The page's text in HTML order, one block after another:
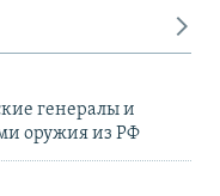
генералы и
оружия из РФ